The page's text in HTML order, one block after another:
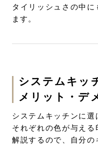
タイリッシュさの中
ます。
システムキッ
メリット・デ
システムキッチンに選
それぞれの色が与え
解説するので、自分